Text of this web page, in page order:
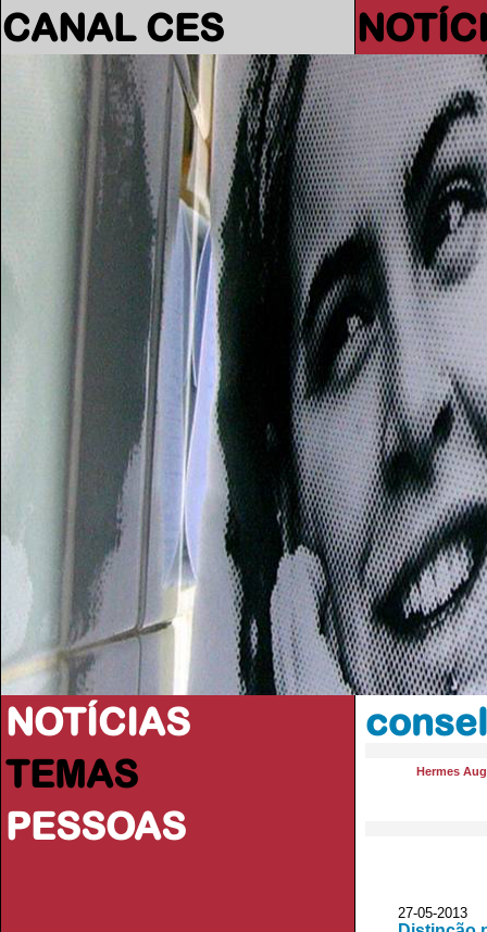
CANAL CES
NOTÍCIAS
TEMAS
PESSOAS
Hermes
27-05-2013